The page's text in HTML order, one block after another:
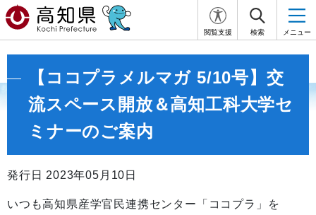
閲覧支援 検索 メニュー
【ココプラメルマガ 5/10号】交
流スペース開放＆高知工科大学セ
ミナーのご案内
発行日 2023年05月10日
いつも高知県産学官民連携センター「ココプラ」を